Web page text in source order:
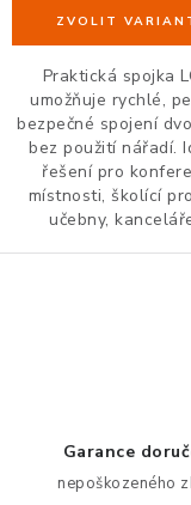
ČISTIČKY
VODNÍ FILTRY
O nákupu
Praktická spojka
umožňuje rychlé,
bezpečné spojení
bez použití nářadí.
řešení pro
místnosti, školící
učebny,
Garance
nepoškozeného